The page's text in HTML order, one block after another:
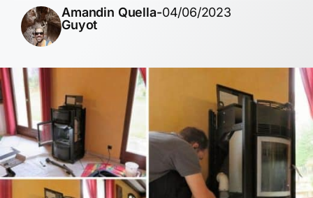
Amandin Quella-
Guyot
04/06/2023